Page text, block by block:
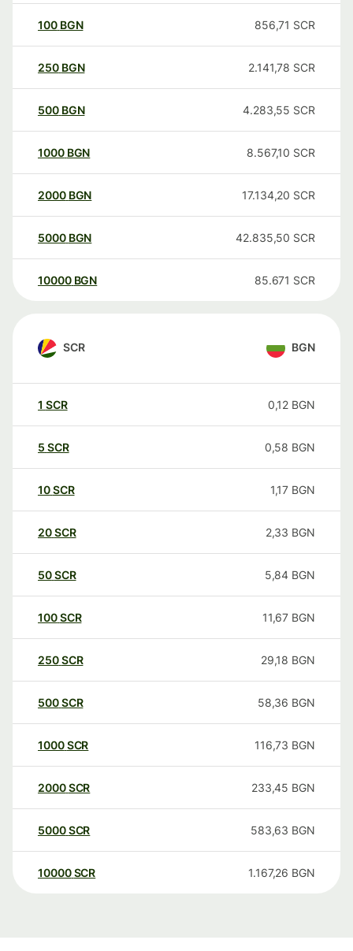
100 BGN 856,71 SCR
250 BGN 2.141,78 SCR
500 BGN 4.283,55 SCR
1000 BGN 8.567,10 SCR
2000 BGN 17.134,20 SCR
5000 BGN 42.835,50 SCR
10000 BGN 85.671 SCR
SCR BGN
1 SCR 0,12 BGN
5 SCR 0,58 BGN
10SCR 1,17 BGN
20SCR 2,33 BGN
50SCR 5,84 BGN
100SCR 11,67 BGN
250SCR 29,18 BGN
500SCR 58,36 BGN
1000SCR 116,73 BGN
2000SCR 233,45 BGN
5000SCR 583,63 BGN
10000 SCR 1.167,26 BGN